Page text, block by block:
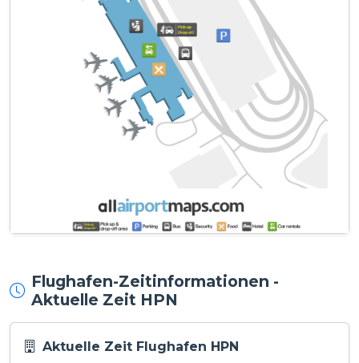
Flughafen-Zeitinformationen -
Aktuelle Zeit HPN
Aktuelle Zeit Flughafen HPN